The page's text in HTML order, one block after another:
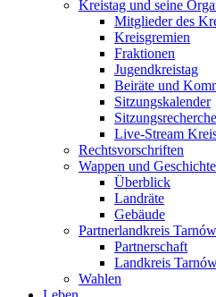
Kreistag und seine
Mitglieder des
Kreisgremien
Fraktionen
Jugendkreistag
Beiräte und
Sitzungskalender
Sitzungsrecherche
Live-Stream
Rechtsvorschriften
Wappen und Geschichte
Überblick
Landräte
Gebäude
Partnerlandkreis Tarnów
Partnerschaft
Landkreis
Wahlen